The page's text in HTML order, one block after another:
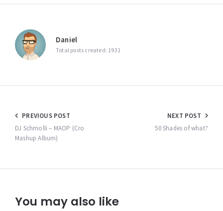
Daniel
Total posts created: 1931
Beitragsnavigation
PREVIOUS POST
DJ Schmolli – MAOP (Cro
Mashup Album)
NEXT POST
50 Shades of what?
You may also like